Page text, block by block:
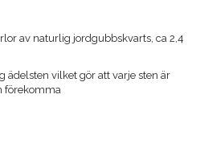
av naturlig jordgubbskvarts, ca 2,4
ädelsten vilket gör att varje sten är
förekomma